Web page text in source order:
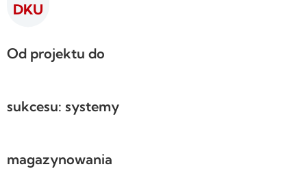
DKU
Od projektu do
sukcesu: systemy
magazynowania